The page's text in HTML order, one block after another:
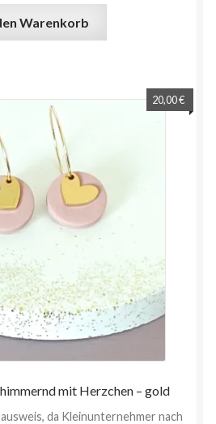
Warenkorb
mit Herzchen – gold
20,00€
da Kleinunternehmer nach